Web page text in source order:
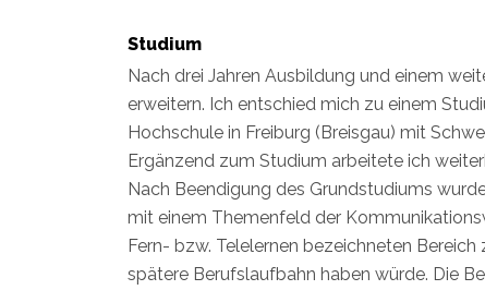
Studium
Nach drei Jahren Ausbildung und einem
erweitern. Ich entschied mich zu einem
Hochschule in Freiburg (Breisgau) mit
Ergänzend zum Studium arbeitete ich
Nach Beendigung des Grundstudiums
mit einem Themenfeld der
Fern- bzw. Telelernen bezeichneten
spätere Berufslaufbahn haben würde. Die